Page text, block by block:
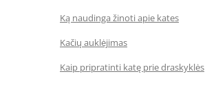
Ką naudinga žinoti apie kates
Kačių auklėjimas
Kaip pripratinti katę prie draskyklės